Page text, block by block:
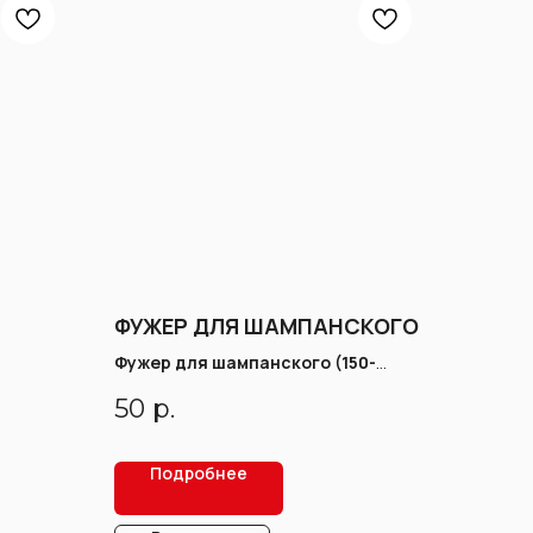
ФУЖЕР ДЛЯ ШАМПАНСКОГО
Фужер для шампанского (150-
50 р.
Подробнее